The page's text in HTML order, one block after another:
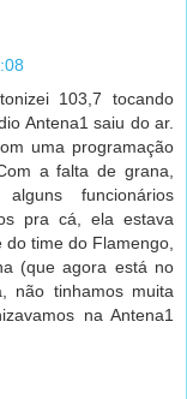
103,7 tocando
Antena1 saiu do ar.
uma programação
a falta de grana,
funcionários
pra cá, ela estava
time do Flamengo,
(que agora está no
não tinhamos muita
na Antena1